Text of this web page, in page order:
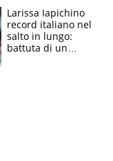
rischio da evitare
Larissa Iapichino
record italiano nel
salto in lungo:
battuta di un